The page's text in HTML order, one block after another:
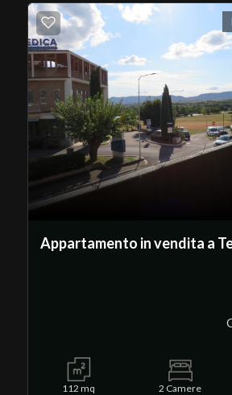
Appartamento in vendita a
112 mq 2 Camere
Ascensore
Arredato
Nuova costruzione
Lusso